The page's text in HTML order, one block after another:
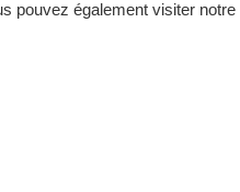
pouvez également visiter notre